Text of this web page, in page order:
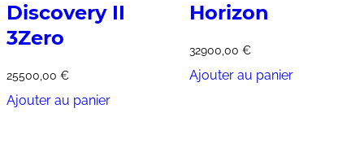
Discovery II
3Zero
25500,00 €
Ajouter au panier
Horizon
32900,00 €
Ajouter au panier